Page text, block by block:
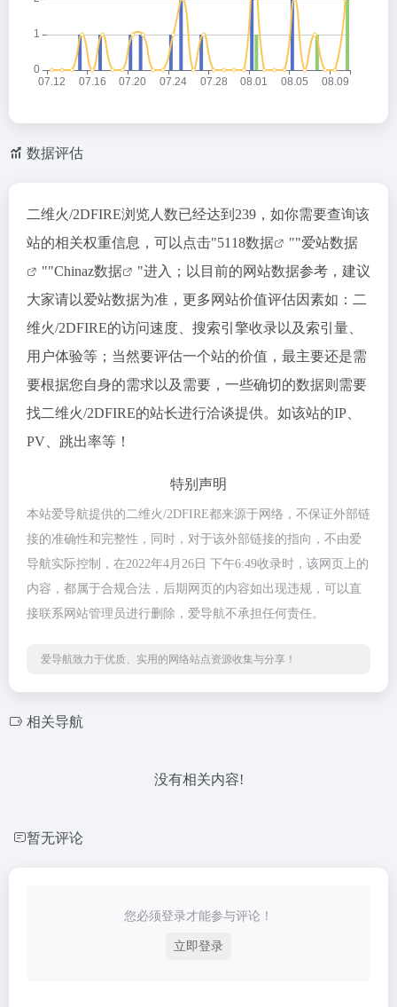
数据评估
二维火/2DFIRE浏览人数已经达到239，如你需要查询该
站的相关权重信息，可以点击"5118数据 ""爱站数据
""Chinaz数据
"进入；以目前的网站数据参考，建议
大家请以爱站数据为准，更多网站价值评估因素如：二
维火/2DFIRE的访问速度、搜索引擎收录以及索引量、
用户体验等；当然要评估一个站的价值，最主要还是需
要根据您自身的需求以及需要，一些确切的数据则需要
找二维火/2DFIRE的站长进行洽谈提供。如该站的IP、
PV、跳出率等！
特别声明
本站爱导航提供的二维火/2DFIRE都来源于网络，不保证外部链
接的准确性和完整性，同时，对于该外部链接的指向，不由爱
导航实际控制，在2022年4月26日 下午6:49收录时，该网页上的
内容，都属于合规合法，后期网页的内容如出现违规，可以直
接联系网站管理员进行删除，爱导航不承担任何责任。
爱导航致力于优质、实用的网络站点资源收集与分享！
相关导航
没有相关内容!
暂无评论
您必须登录才能参与评论！
立即登录